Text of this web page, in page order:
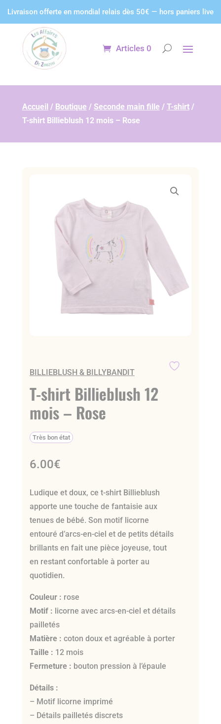
Livraison offerte en mondial relais dès 50€ — hors paniers live
Articles 0
Accueil / Boutique / Seconde main fille / T-shirt/
T-shirt Billieblush 12 mois – Rose
BILLIEBLUSH & BILLYBANDIT
T-shirt Billieblush 12
mois – Rose
Très bon état
6.00€
Ludique et doux, ce t-shirt Billieblush
apporte une touche de fantaisie aux
tenues de bébé. Son motif licorne
entouré d’arcs-en-ciel et de petits détails
brillants en fait une pièce joyeuse, tout
en restant confortable à porter au
quotidien.
Couleur : rose
Motif : licorne avec arcs-en-ciel et détails
pailletés
Matière : coton doux et agréable à porter
Taille : 12 mois
Fermeture : bouton pression à l’épaule
Détails :
– Motif licorne imprimé
– Détails pailletés discrets
Panneau de gestion des cookies